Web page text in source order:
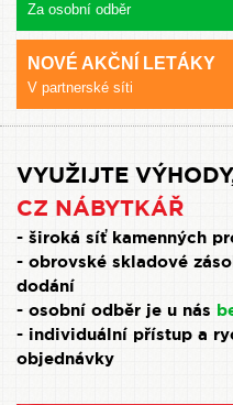
Za osobní odběr
NOVÉ AKČNÍ LETÁKY
V partnerské síti
VYUŽIJTE
CZ NÁBYTKÁŘ
- široká síť kamenných
- obrovské skladové
dodání
- osobní odběr je u nás
- individuální přístup a
objednávky